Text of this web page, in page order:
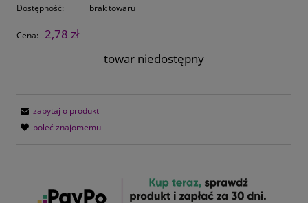
Dostępność: brak towaru
Cena:
2,78 zł
towar niedostępny
zapytaj o produkt
poleć znajomemu